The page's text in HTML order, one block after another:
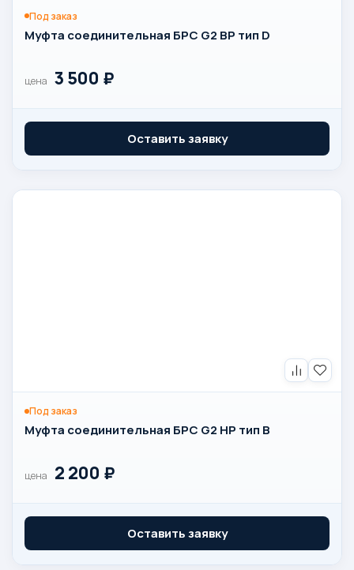
Под заказ
Муфта соединительная БРС G2 ВР тип D
цена 3 500 ₽
Оставить заявку
Под заказ
Муфта соединительная БРС G2 НР тип B
цена 2 200 ₽
Оставить заявку